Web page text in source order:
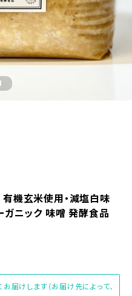
有機玄米使用・減塩白味
ニック 味噌 発酵食品
けします（お届け先によって、